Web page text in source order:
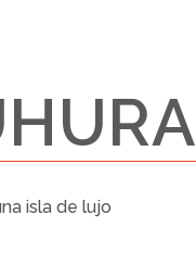
isla de lujo